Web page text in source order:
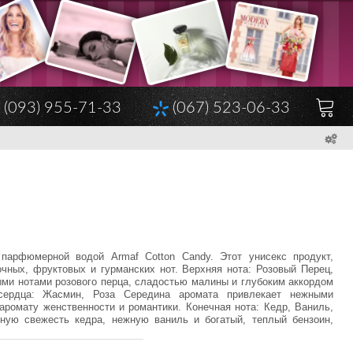
(093) 955-71-33 (067) 523-06-33
водой Armaf Cotton Candy. Этот унисекс продукт,
фруктовых и гурманских нот. Верхняя нота: Розовый Перец,
нотами розового перца, сладостью малины и глубоким аккордом
Жасмин, Роза Середина аромата привлекает нежными
женственности и романтики. Конечная нота: Кедр, Ваниль,
свежесть кедра, нежную ваниль и богатый, теплый бензоин,